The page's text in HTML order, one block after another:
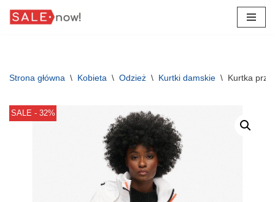
Strona główna \ Kobieta \ Odzież \ Kurtki damskie \ Kurtka
SALE - 32%